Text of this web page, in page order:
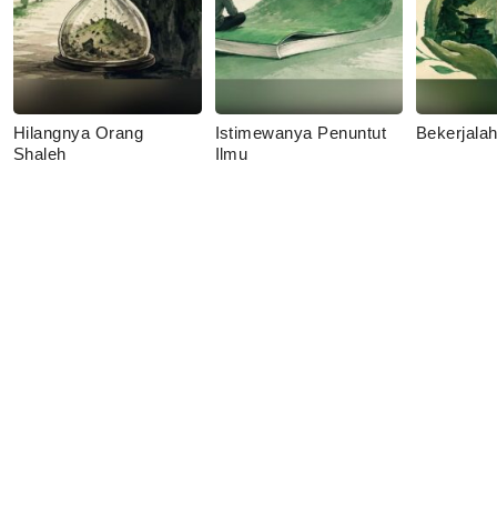
Hilangnya Orang
Shaleh
Istimewanya Penuntut
Ilmu
Bekerjalah